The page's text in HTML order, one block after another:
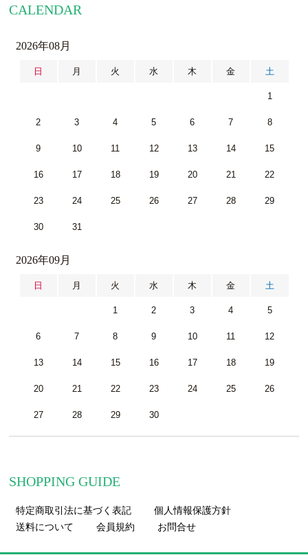
CALENDAR
2026年08月
日 月 火 水 木 金 土
1
2 3 4 5 6 7 8
9 10 11 12 13 14 15
16 17 18 19 20 21 22
23 24 25 26 27 28 29
30 31
2026年09月
日 月 火 水 木 金 土
1 2 3 4 5
6 7 8 9 10 11 12
13 14 15 16 17 18 19
20 21 22 23 24 25 26
27 28 29 30
SHOPPING GUIDE
特定商取引法に基づく表記
個人情報保護方針
送料について
会員規約 お問合せ